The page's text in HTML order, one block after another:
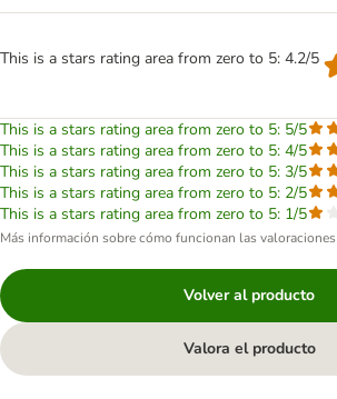
This is a stars rating area from zero to 5: 4.2/5
This is a stars rating area from zero to 5: 5/5
This is a stars rating area from zero to 5: 4/5
This is a stars rating area from zero to 5: 3/5
This is a stars rating area from zero to 5: 2/5
This is a stars rating area from zero to 5: 1/5
Más información sobre cómo funcionan las valoraciones
Volver al producto
Valora el producto